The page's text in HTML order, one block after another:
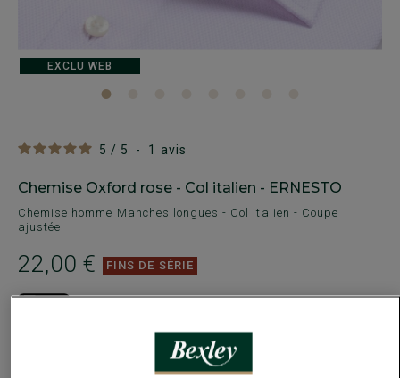
5 / 5 - 1 avis
Chemise Oxford rose - Col italien - ERNESTO
Chemise homme Manches longues - Col italien - Coupe
ajustée
22,00 € FINS DE SÉRIE
EXCLU WEB